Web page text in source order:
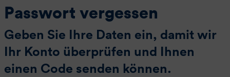
Passwort vergessen
Geben Sie Ihre Daten ein, damit wir
Ihr Konto überprüfen und Ihnen
einen Code senden können.